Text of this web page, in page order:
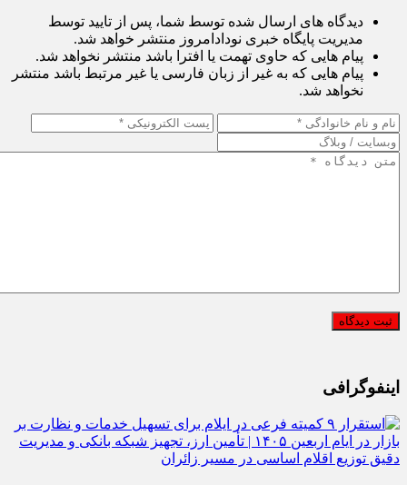
دیدگاه های ارسال شده توسط شما، پس از تایید توسط
مدیریت پایگاه خبری نودادامروز منتشر خواهد شد.
پیام هایی که حاوی تهمت یا افترا باشد منتشر نخواهد شد.
پیام هایی که به غیر از زبان فارسی یا غیر مرتبط باشد منتشر
نخواهد شد.
اینفوگرافی